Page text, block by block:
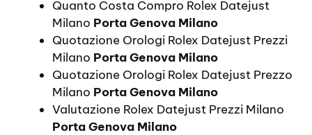
Quanto Costa Compro Rolex Datejust
Milano Porta Genova Milano
Quotazione Orologi Rolex Datejust Prezzi
Milano Porta Genova Milano
Quotazione Orologi Rolex Datejust Prezzo
Milano Porta Genova Milano
Valutazione Rolex Datejust Prezzi Milano
Porta Genova Milano